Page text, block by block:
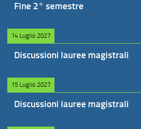
Fine 2° semestre
14 Luglio 2027
Discussioni lauree magistrali
15 Luglio 2027
Discussioni lauree magistrali